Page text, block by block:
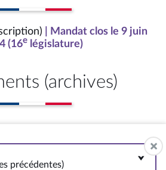
| Mandat clos le 9 juin
(16e législature)
(archives)
précédentes)